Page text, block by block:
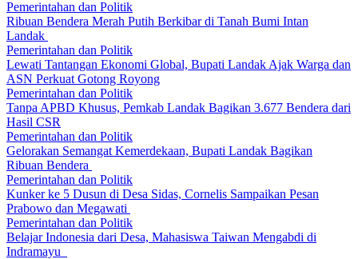
Pemerintahan dan Politik
Ribuan Bendera Merah Putih Berkibar di Tanah Bumi Intan
Landak
Pemerintahan dan Politik
Lewati Tantangan Ekonomi Global, Bupati Landak Ajak Warga dan
ASN Perkuat Gotong Royong
Pemerintahan dan Politik
Tanpa APBD Khusus, Pemkab Landak Bagikan 3.677 Bendera dari
Hasil CSR
Pemerintahan dan Politik
Gelorakan Semangat Kemerdekaan, Bupati Landak Bagikan
Ribuan Bendera
Pemerintahan dan Politik
Kunker ke 5 Dusun di Desa Sidas, Cornelis Sampaikan Pesan
Prabowo dan Megawati
Pemerintahan dan Politik
Belajar Indonesia dari Desa, Mahasiswa Taiwan Mengabdi di
Indramayu